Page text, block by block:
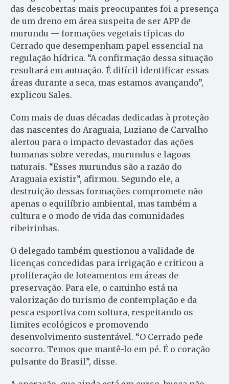
das descobertas mais preocupantes foi a presença
de um dreno em área suspeita de ser APP de
murundu — formações vegetais típicas do
Cerrado que desempenham papel essencial na
regulação hídrica. “A confirmação dessa situação
resultará em autuação. É difícil identificar essas
áreas durante a seca, mas estamos avançando”,
explicou Sales.
Com mais de duas décadas dedicadas à proteção
das nascentes do Araguaia, Luziano de Carvalho
alertou para o impacto devastador das ações
humanas sobre veredas, murundus e lagoas
naturais. “Esses murundus são a razão do
Araguaia existir”, afirmou. Segundo ele, a
destruição dessas formações compromete não
apenas o equilíbrio ambiental, mas também a
cultura e o modo de vida das comunidades
ribeirinhas.
O delegado também questionou a validade de
licenças concedidas para irrigação e criticou a
proliferação de loteamentos em áreas de
preservação. Para ele, o caminho está na
valorização do turismo de contemplação e da
pesca esportiva com soltura, respeitando os
limites ecológicos e promovendo
desenvolvimento sustentável. “O Cerrado pede
socorro. Temos que mantê-lo em pé. É o coração
pulsante do Brasil”, disse.